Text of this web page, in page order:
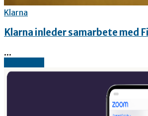
Klarna
Klarna inleder samarbete med
...